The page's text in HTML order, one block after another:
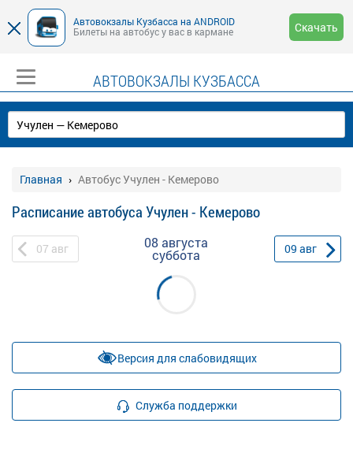
Автовокзалы Кузбасса на ANDROID
Билеты на автобус у вас в кармане
Скачать
АВТОВОКЗАЛЫ КУЗБАССА
Главная Автобус Учулен - Кемерово
Расписание автобуса Учулен - Кемерово
07 авг 08 августа
суббота 09 авг
Версия для слабовидящих
Служба поддержки